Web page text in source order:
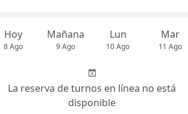
Hoy
8 Ago
Mañana
9 Ago
Lun
10 Ago
Mar
11 Ago
La reserva de turnos en línea no está
disponible